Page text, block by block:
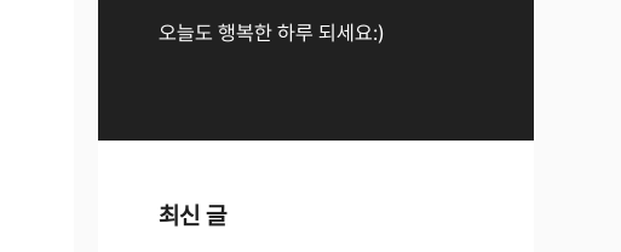
오늘도 행복한 하루 되세요:)
최신 글